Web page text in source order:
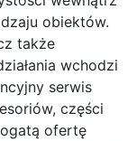
obiektów.
także
wchodzi
serwis
części
ofertę